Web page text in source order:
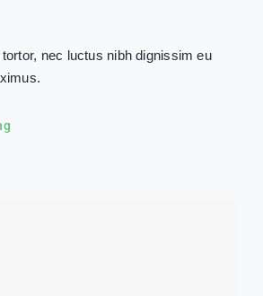
nec luctus nibh dignissim eu